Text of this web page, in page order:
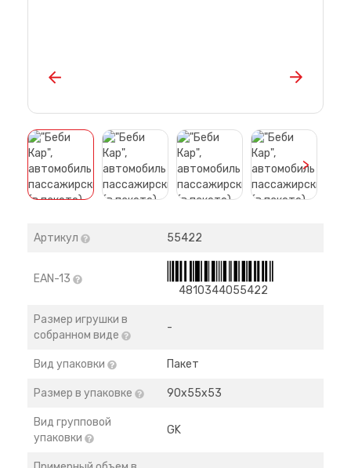
>
Артикул 55422
EAN-13
4810344055422
Размер игрушки в
собранном виде
-
Вид упаковки Пакет
Размер в упаковке 90х55х53
Вид групповой
упаковки
GK